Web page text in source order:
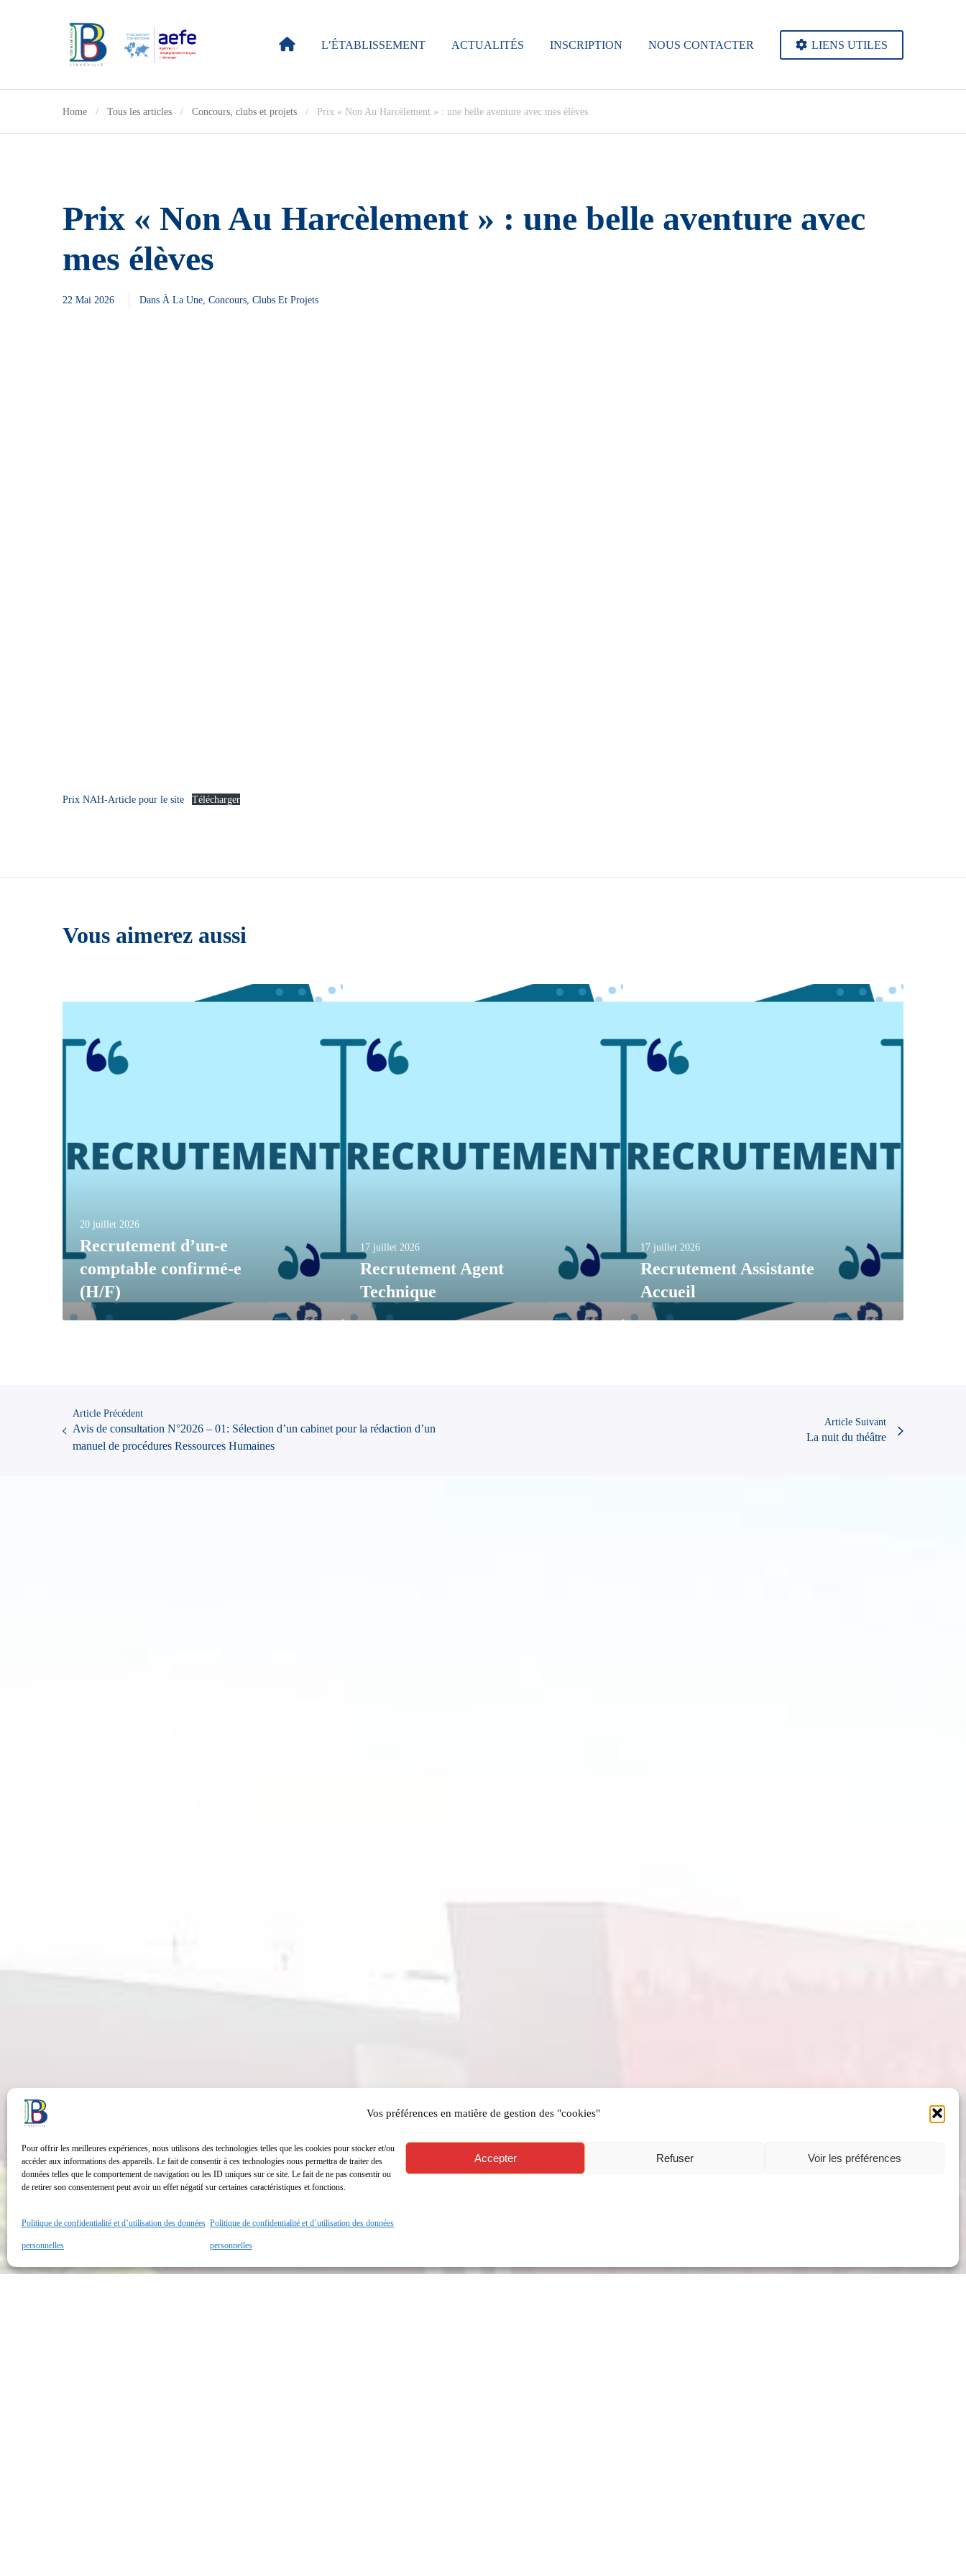
Vos préférences en matière de gestion des "cookies"
Pour offrir les meilleures expériences, nous utilisons des technologies telles que les cookies pour stocker et/ou
accéder aux informations des appareils. Le fait de consentir à ces technologies nous permettra de traiter des
données telles que le comportement de navigation ou les ID uniques sur ce site. Le fait de ne pas consentir ou
de retirer son consentement peut avoir un effet négatif sur certaines caractéristiques et fonctions.
Accepter Refuser Voir les préférences
Politique de confidentialité et d’utilisation des données
personnelles
Politique de confidentialité et d’utilisation des données
personnelles
L’ÉTABLISSEMENT ACTUALITÉS INSCRIPTION NOUS CONTACTER LIENS UTILES
Home Tous les articles Concours, clubs et projets Prix « Non Au Harcèlement » : une belle aventure avec mes élèves
Prix « Non Au Harcèlement » : une belle aventure avec
mes élèves
22 Mai 2026 Dans À La Une, Concours, Clubs Et Projets
Prix NAH-Article pour le site Télécharger
Vous aimerez aussi
20 juillet 2026
Recrutement d’un-e
comptable confirmé-e
(H/F)
17 juillet 2026
Recrutement Agent
Technique
17 juillet 2026
Recrutement Assistante
Accueil
Article Précédent
Avis de consultation N°2026 – 01: Sélection d’un cabinet pour la rédaction d’un
manuel de procédures Ressources Humaines
Article Suivant
La nuit du théâtre